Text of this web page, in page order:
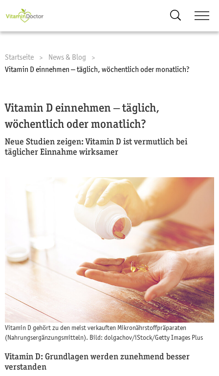
Startseite
News & Blog
Current:
Vitamin D einnehmen – täglich, wöchentlich oder monatlich?
Vitamin D einnehmen – täglich,
wöchentlich oder monatlich?
Neue Studien zeigen: Vitamin D ist vermutlich bei
täglicher Einnahme wirksamer
Vitamin D gehört zu den meist verkauften Mikronährstoffpräparaten
(Nahrungsergänzungsmitteln). Bild: dolgachov/iStock/Getty Images Plus
Vitamin D: Grundlagen werden zunehmend besser
verstanden